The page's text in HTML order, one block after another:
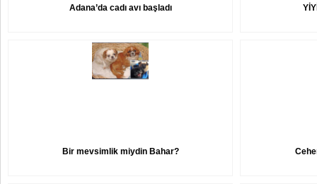
Adana’da cadı avı başladı
Bir mevsimlik miydin Bahar?